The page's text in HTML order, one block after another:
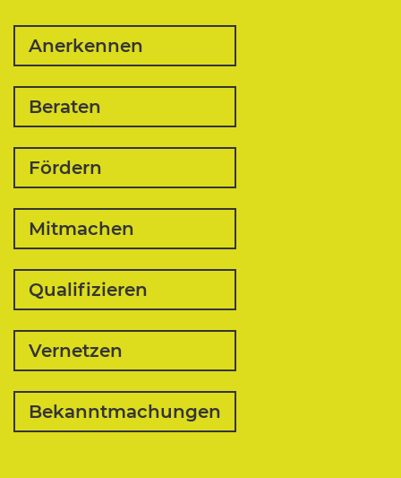
Anerkennen
Beraten
Fördern
Mitmachen
Qualifizieren
Vernetzen
Bekanntmachungen